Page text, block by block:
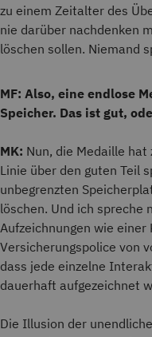
zu einem Zeitalter des
nie darüber nachdenken
löschen sollen. Niemand
MF: Also, eine endlose
Speicher. Das ist gut,
MK: Nun, die Medaille
Linie über den guten Teil
unbegrenzten
löschen. Und ich spreche
Aufzeichnungen wie
Versicherungspolice von
dass jede einzelne
dauerhaft aufgezeichnet
Die Illusion der